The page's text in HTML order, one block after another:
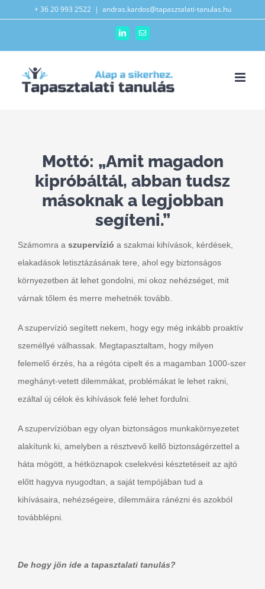
Kihagyás+ 36 20 993 2522 | andras.kardos@tapasztalati-tanulas.hu
LinkedInEmail:
Mottó: „Amit magadon
kipróbáltál, abban tudsz
másoknak a legjobban
segíteni.”
Számomra a szupervízió a szakmai kihívások, kérdések,
elakadások letisztázásának tere, ahol egy biztonságos
környezetben át lehet gondolni, mi okoz nehézséget, mit
várnak tőlem és merre mehetnék tovább.
A szupervízió segített nekem, hogy egy még inkább proaktív
személlyé válhassak. Megtapasztaltam, hogy milyen
felemelő érzés, ha a régóta cipelt és a magamban 1000-szer
meghányt-vetett dilemmákat, problémákat le lehet rakni,
ezáltal új célok és kihívások felé lehet fordulni.
A szupervízióban egy olyan biztonságos munkakörnyezetet
alakítunk ki, amelyben a résztvevő kellő biztonságérzettel a
háta mögött, a hétköznapok cselekvési késztetéseit az ajtó
előtt hagyva nyugodtan, a saját tempójában tud a
kihívásaira, nehézségeire, dilemmáira ránézni és azokból
továbblépni.
De hogy jön ide a tapasztalati tanulás?